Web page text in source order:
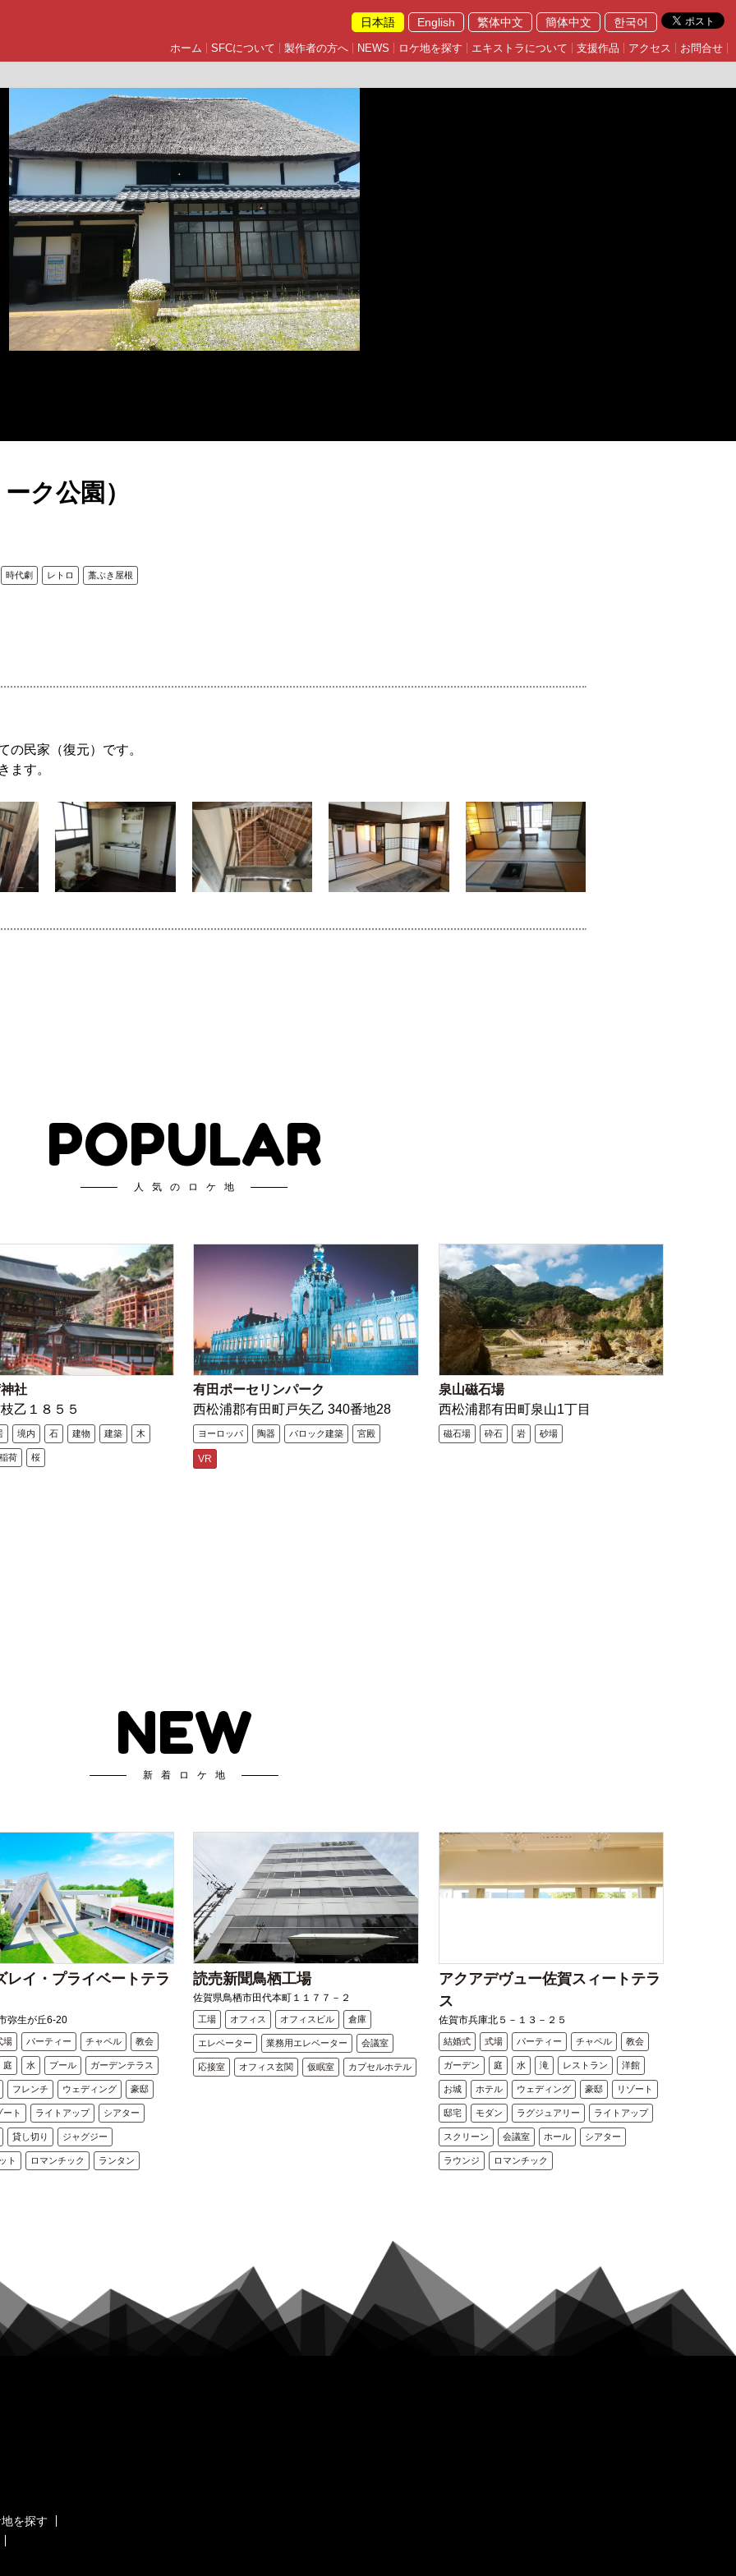
日本語 English 繁体中文 簡体中文 한국어
ホーム SFCについて 製作者の方へ NEWS ロケ地を探す エキストラについて 支援作品 アクセス お問合せ
ク公園）
時代劇 レトロ 藁ぶき屋根
の民家（復元）です。
ます。
POPULAR
人気のロケ地
社
乙１８５５
境内 石 建物 建築 木
稲荷 桜
有田ポーセリンパーク
西松浦郡有田町戸矢乙 340番地28
ヨーロッパ 陶器 バロック建築 宮殿
VR
泉山磁石場
西松浦郡有田町泉山1丁目
磁石場 砕石 岩 砂場
NEW
新着ロケ地
レイ・プライベートテラ
弥生が丘6-20
場 パーティー チャペル 教会
庭 水 プール ガーデンテラス
フレンチ ウェディング 豪邸
ート ライトアップ シアター
貸し切り ジャグジー
ト ロマンチック ランタン
読売新聞鳥栖工場
佐賀県鳥栖市田代本町１１７７－２
工場 オフィス オフィスビル 倉庫
エレベーター 業務用エレベーター 会議室
応接室 オフィス玄関 仮眠室 カプセルホテル
アクアデヴュー佐賀スィートテラ
ス
佐賀市兵庫北５－１３－２５
結婚式 式場 パーティー チャペル 教会
ガーデン 庭 水 滝 レストラン 洋館
お城 ホテル ウェディング 豪邸 リゾート
邸宅 モダン ラグジュアリー ライトアップ
スクリーン 会議室 ホール シアター
ラウンジ ロマンチック
を探す